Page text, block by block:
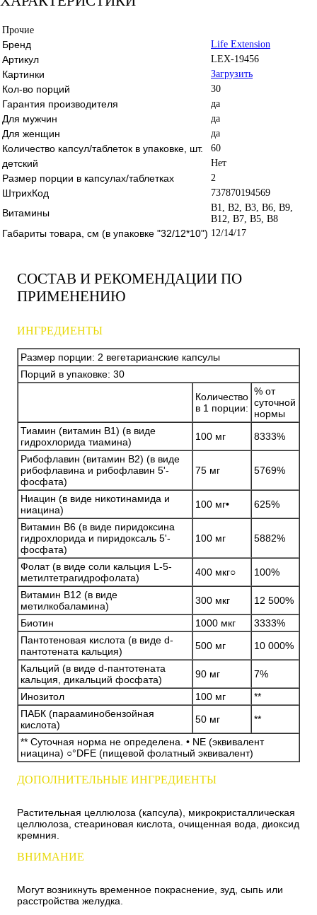
Прочие
Бренд Life Extension
Артикул LEX-19456
Картинки Загрузить
Кол-во порций 30
Гарантия производителя да
Для мужчин да
Для женщин да
Количество капсул/таблеток в упаковке, шт. 60
детский Нет
Размер порции в капсулах/таблетках 2
ШтрихКод 737870194569
Витамины
B1, B2, B3, B6, B9,
B12, B7, B5, B8
Габариты товара, см (в упаковке "32/12*10") 12/14/17
СОСТАВ И РЕКОМЕНДАЦИИ ПО
ПРИМЕНЕНИЮ
ИНГРЕДИЕНТЫ
Размер порции: 2 вегетарианские капсулы
Порций в упаковке: 30
Количество
в 1 порции:
% от
суточной
нормы
Тиамин (витамин B1) (в виде
гидрохлорида тиамина)
100 мг
8333%
Рибофлавин (витамин B2) (в виде
рибофлавина и рибофлавин 5'-
фосфата)
75 мг 5769%
Ниацин (в виде никотинамида и
ниацина)
100 мг•
625%
Витамин В6 (в виде пиридоксина
гидрохлорида и пиридоксаль 5'-
фосфата)
100 мг 5882%
Фолат (в виде соли кальция L-5-
метилтетрагидрофолата)
400 мкг○
100%
Витамин B12 (в виде
метилкобаламина)
300 мкг
12 500%
Биотин
1000 мкг
3333%
Пантотеновая кислота (в виде d-
пантотената кальция)
500 мг
10 000%
Кальций (в виде d-пантотената
кальция, дикальций фосфата)
90 мг
7%
Инозитол
100 мг
**
ПАБК (парааминобензойная
кислота)
50 мг
**
** Суточная норма не определена. • NE (эквивалент
ниацина) ○°DFE (пищевой фолатный эквивалент)
ДОПОЛНИТЕЛЬНЫЕ ИНГРЕДИЕНТЫ
Растительная целлюлоза (капсула), микрокристаллическая
целлюлоза, стеариновая кислота, очищенная вода, диоксид
кремния.
ВНИМАНИЕ
Могут возникнуть временное покраснение, зуд, сыпь или
расстройства желудка.